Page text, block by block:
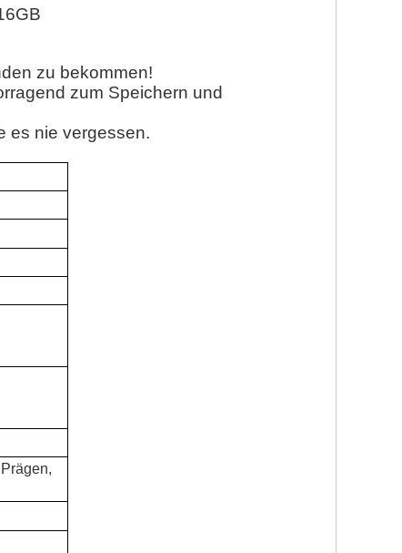
zu bekommen!
zum Speichern und
es nie vergessen.